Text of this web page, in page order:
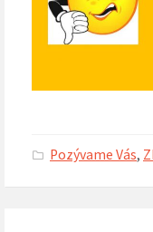
Pozývame Vás,